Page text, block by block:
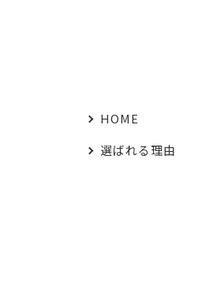
HOME
選ばれる理由